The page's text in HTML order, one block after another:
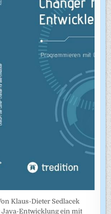
Klaus-Dieter Sedlacek
Java-Entwicklung ein mit